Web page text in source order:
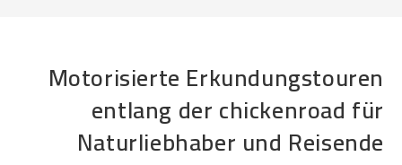
Motorisierte Erkundungstouren
entlang der chickenroad für
Naturliebhaber und Reisende